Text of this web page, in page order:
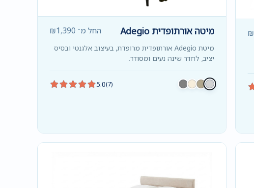
₪ מיטה אורתופדית Adegio החל מ־ ₪1,390
מיטת Adegio אורתופדית מרופדת, בעיצוב אלגנטי ובסיס
יציב, לחדר שינה נעים ומסודר.
5.0(7)